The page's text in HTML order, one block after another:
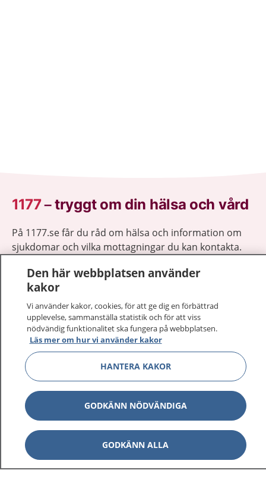
1177–tryggt om din hälsa och vård
På 1177.se får du råd om hälsa och information om
sjukdomar och vilka mottagningar du kan kontakta.
vårdärenden. Ring telefonnummer 1177 för
sjukvårdsrådgivning dygnet runt.
1177 ger dig råd när du vill må bättre.
1177 på flera språk Visa
Om 1177 Visa
Kontakt Visa
Den här webbplatsen använder
kakor
Vi använder kakor, cookies, för att ge dig en förbättrad
upplevelse, sammanställa statistik och för att viss
nödvändig funktionalitet ska fungera på webbplatsen.
Läs mer om hur vi använder kakor
HANTERA KAKOR
GODKÄNN NÖDVÄNDIGA
GODKÄNN ALLA